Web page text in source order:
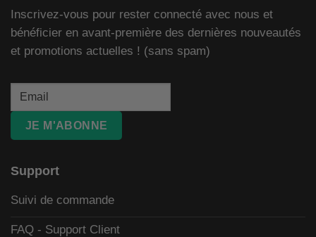
Inscrivez-vous pour rester connecté avec nous et
bénéficier en avant-première des dernières nouveautés
et promotions actuelles ! (sans spam)
JE M'ABONNE
Support
Suivi de commande
FAQ - Support Client